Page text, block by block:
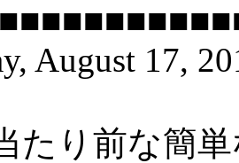
August 17,
たり前な簡